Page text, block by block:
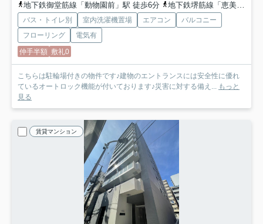
地下鉄御堂筋線「動物園前」駅 徒歩6分
地下鉄堺筋線「恵美須町」駅 徒歩7分
バス・トイレ別 室内洗濯機置場 エアコン
バルコニー
フローリング
電気有
仲手半額 敷礼0
こちらは駐輪場付きの物件です♪建物のエントランスには安全性に優れ
ているオートロック機能が付いております♪災害に対する備え... もっと
見る
賃貸マンション